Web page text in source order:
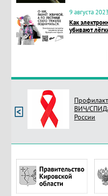
9 августа
Как
убивают
ВИЧ/
России